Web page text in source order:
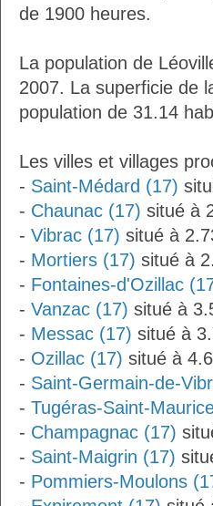
de 1900 heures.
La population de
2007. La superficie de
population de 31.14
Les villes et villages
- Saint-Médard (17)
- Chaunac (17) situé à
- Vibrac (17) situé à
- Mortiers (17) situé à
- Fontaines-d'Ozillac
- Vanzac (17) situé à
- Messac (17) situé à
- Ozillac (17) situé à
- Saint-Germain-de-
- Tugéras-Saint-
- Champagnac (17)
- Saint-Maigrin (17)
- Pommiers-Moulons